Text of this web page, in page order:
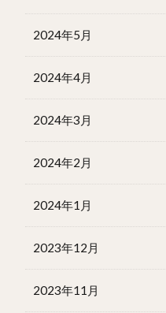
2024年5月
2024年4月
2024年3月
2024年2月
2024年1月
2023年12月
2023年11月